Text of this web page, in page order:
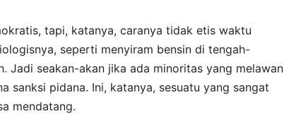
tapi, katanya, caranya tidak etis waktu
seperti menyiram bensin di tengah-
Jadi seakan-akan jika ada minoritas yang melawan
sanksi pidana. Ini, katanya, sesuatu yang sangat
mendatang.